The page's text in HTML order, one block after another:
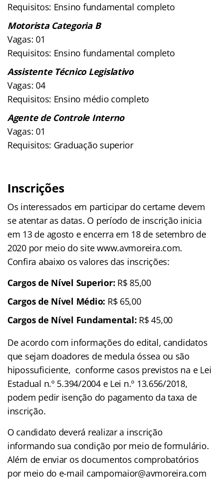
Requisitos: Ensino fundamental completo
Motorista Categoria B
Vagas: 01
Requisitos: Ensino fundamental completo
Assistente Técnico Legislativo
Vagas: 04
Requisitos: Ensino médio completo
Agente de Controle Interno
Vagas: 01
Requisitos: Graduação superior
Inscrições
Os interessados em participar do certame devem
se atentar as datas. O período de inscrição inicia
em 13 de agosto e encerra em 18 de setembro de
2020 por meio do site www.avmoreira.com.
Confira abaixo os valores das inscrições:
Cargos de Nível Superior: R$ 85,00
Cargos de Nível Médio: R$ 65,00
Cargos de Nível Fundamental: R$ 45,00
De acordo com informações do edital, candidatos
que sejam doadores de medula óssea ou são
hipossuficiente, conforme casos previstos na e Lei
Estadual n.º 5.394/2004 e Lei n.º 13.656/2018,
podem pedir isenção do pagamento da taxa de
inscrição.
O candidato deverá realizar a inscrição
informando sua condição por meio de formulário.
Além de enviar os documentos comprobatórios
por meio do e-mail campomaior@avmoreira.com